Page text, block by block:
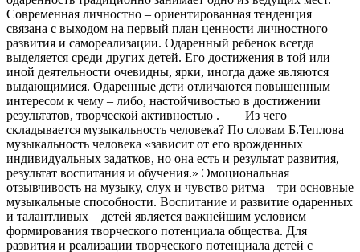
Современная личностно – ориентированная тенденция
связана с выходом на первый план ценности личностного
развития и самореализации. Одаренный ребенок всегда
выделяется среди других детей. Его достижения в той или
иной деятельности очевидны, ярки, иногда даже являются
выдающимися. Одаренные дети отличаются повышенным
интересом к чему – либо, настойчивостью в достижении
результатов, творческой активностью .
Из чего
складывается музыкальность человека? По словам Б.Теплова
музыкальность человека «зависит от его врожденных
индивидуальных задатков, но она есть и результат развития,
результат воспитания и обучения.» Эмоциональная
отзывчивость на музыку, слух и чувство ритма – три основные
музыкальные способности. Воспитание и развитие одаренных
и талантливых
детей является важнейшим условием
формирования творческого потенциала общества. Для
развития и реализации творческого потенциала детей с